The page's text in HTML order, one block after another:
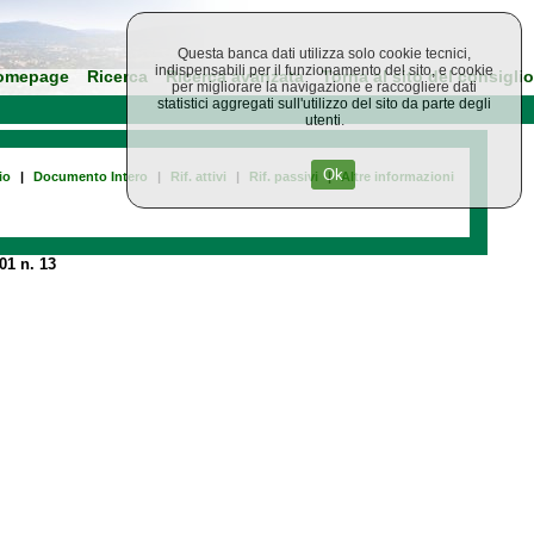
Ricerca Ricerca avanzata Torna al sito del consiglio
| Documento Intero | Rif. attivi | Rif. passivi | Altre informazioni
n. 13
Questa banca dati utilizza solo cookie tecnici,
indispensabili per il funzionamento del sito, e cookie
per migliorare la navigazione e raccogliere dati
statistici aggregati sull'utilizzo del sito da parte degli
utenti.
Ok